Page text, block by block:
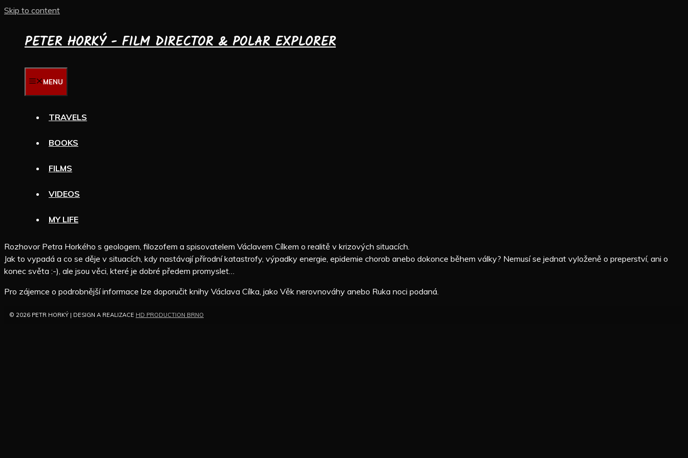
Skip to content
PETER HORKÝ - FILM DIRECTOR & POLAR EXPLORER
MENU
TRAVELS
BOOKS
FILMS
VIDEOS
MY LIFE
Rozhovor Petra Horkého s geologem, filozofem a spisovatelem Václavem Cílkem o realitě v krizových situacích.
Jak to vypadá a co se děje v situacích, kdy nastávají přírodní katastrofy, výpadky energie, epidemie chorob anebo dokonce během války? Nemusí se jednat vyloženě o preperství, ani o
konec světa :-), ale jsou věci, které je dobré předem promyslet…
Pro zájemce o podrobnější informace lze doporučit knihy Václava Cílka, jako Věk nerovnováhy anebo Ruka noci podaná.
© 2026 PETR HORKÝ | DESIGN A REALIZACE HD PRODUCTION BRNO